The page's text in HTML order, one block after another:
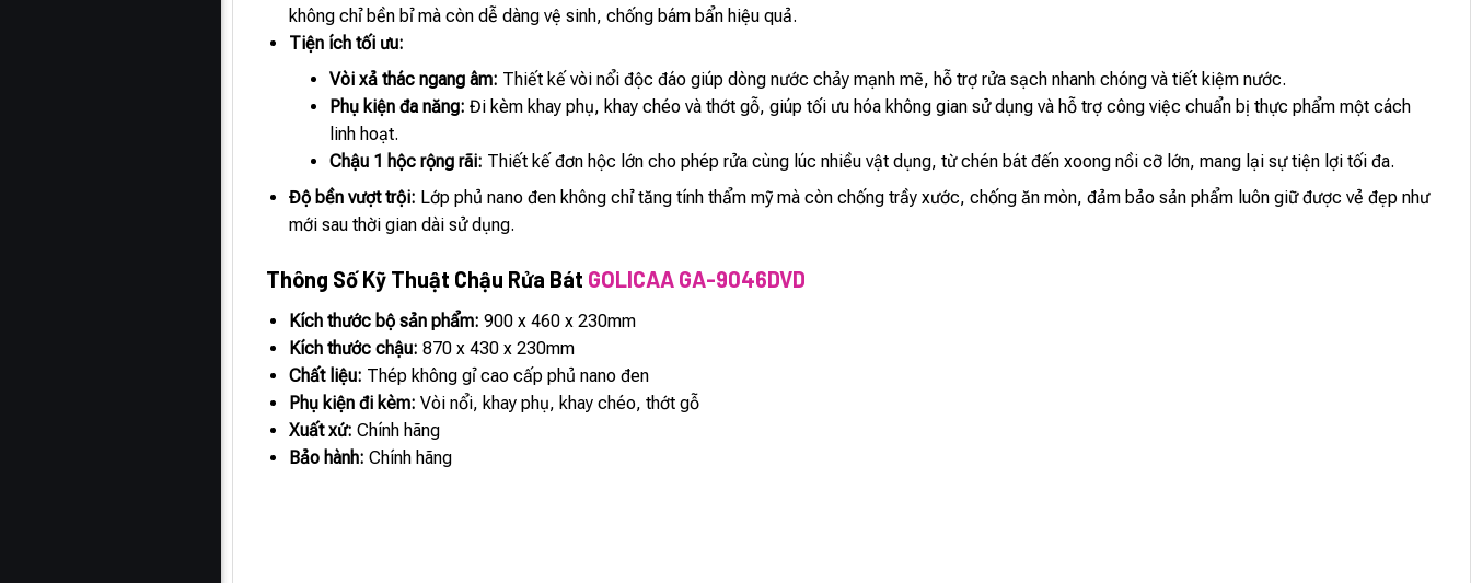
không chỉ bền bỉ mà còn dễ dàng vệ sinh, chống bám bẩn hiệu quả.
Tiện ích tối ưu:
Vòi xả thác ngang âm: Thiết kế vòi nổi độc đáo giúp dòng nước chảy mạnh mẽ, hỗ trợ rửa sạch nhanh chóng và tiết kiệm nước.
Phụ kiện đa năng: Đi kèm khay phụ, khay chéo và thớt gỗ, giúp tối ưu hóa không gian sử dụng và hỗ trợ công việc chuẩn bị thực phẩm một cách
linh hoạt.
Chậu 1 hộc rộng rãi: Thiết kế đơn hộc lớn cho phép rửa cùng lúc nhiều vật dụng, từ chén bát đến xoong nồi cỡ lớn, mang lại sự tiện lợi tối đa.
Độ bền vượt trội: Lớp phủ nano đen không chỉ tăng tính thẩm mỹ mà còn chống trầy xước, chống ăn mòn, đảm bảo sản phẩm luôn giữ được vẻ đẹp như
mới sau thời gian dài sử dụng.
Thông Số Kỹ Thuật Chậu Rửa Bát GOLICAA GA-9046DVD
Kích thước bộ sản phẩm: 900 x 460 x 230mm
Kích thước chậu: 870 x 430 x 230mm
Chất liệu: Thép không gỉ cao cấp phủ nano đen
Phụ kiện đi kèm: Vòi nổi, khay phụ, khay chéo, thớt gỗ
Xuất xứ: Chính hãng
Bảo hành:Chính hãng